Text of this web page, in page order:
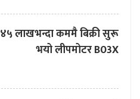
४५ लाखभन्दा कममै बिक्री सुरू
भयो लीपमोटर B03X